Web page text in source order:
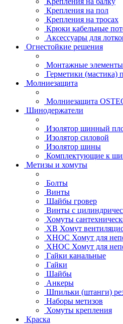
Крепления на пол
Крепления на тросах
Крюки кабельные
Аксессуары для
Огнестойкие решения
Монтажные
Герметики
Молниезащита
Молниезащита
Шинодержатели
Изолятор шинный
Изолятор силовой
Изолятор шины
Комплектующие к
Метизы и хомуты
Болты
Винты
Шайбы гровер
Винты с
Хомуты
ХВ Хомут
ХНОС Хомут для
ХНОС Хомут для
Гайки канальные
Гайки
Шайбы
Анкеры
Шпильки (штанги)
Наборы метизов
Хомуты крепления
Краска